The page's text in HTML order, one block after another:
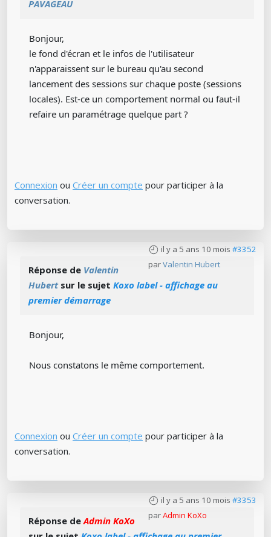
PAVAGEAU
Bonjour,
le fond d'écran et le infos de l'utilisateur
n'apparaissent sur le bureau qu'au second
lancement des sessions sur chaque poste (sessions
locales). Est-ce un comportement normal ou faut-il
refaire un paramétrage quelque part ?
Connexion ou Créer un compte pour participer à la
conversation.
il y a 5 ans 10 mois #3352
parValentin Hubert
Réponse de Valentin
Hubertsur le sujet Koxo label - affichage au
premier démarrage
Bonjour,
Nous constatons le même comportement.
Connexion ou Créer un compte pour participer à la
conversation.
il y a 5 ans 10 mois #3353
parAdmin KoXo
Réponse deAdmin KoXo